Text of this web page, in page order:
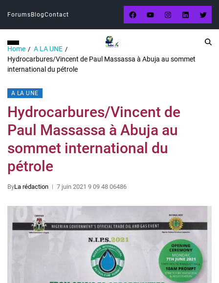
Forums BlogContact
Home
A LA UNE
Hydrocarbures/Vincent de Paul Massassa à Abuja au sommet
international du pétrole
A LA UNE
Hydrocarbures/Vincent de
Paul Massassa à Abuja au
sommet international du
pétrole
ByLa rédaction 7 juin 2021 9 09 48 06486